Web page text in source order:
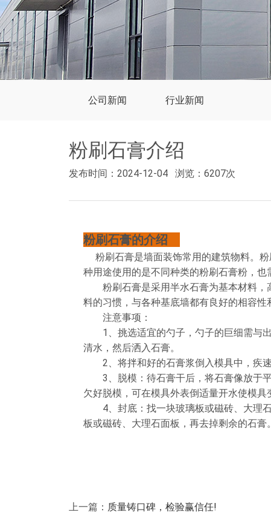
公司新闻 行业新闻
粉刷石膏介绍
发布时间：2024-12-04 浏览：6207次
粉刷石膏的介绍
粉刷石膏是墙面装饰常用的建筑物料。粉
种用途使用的是不同种类的粉刷石膏粉，也
粉刷石膏是采用半水石膏为基本材料，
料的习惯，与各种基底墙都有良好的相容性
注意事项：
1、挑选适宜的勺子，勺子的巨细需与出
清水，然后洒入石膏。
2、将拌和好的石膏浆倒入模具中，疾速
3、脱模：待石膏干后，将石膏像放于平
欠好脱模，可在模具外表倒适量开水使模具
4、封底：找一块玻璃板或磁砖、大理石
板或磁砖、大理石面板，再去掉剩余的石膏。
上一篇： 质量铸口碑，检验赢信任!